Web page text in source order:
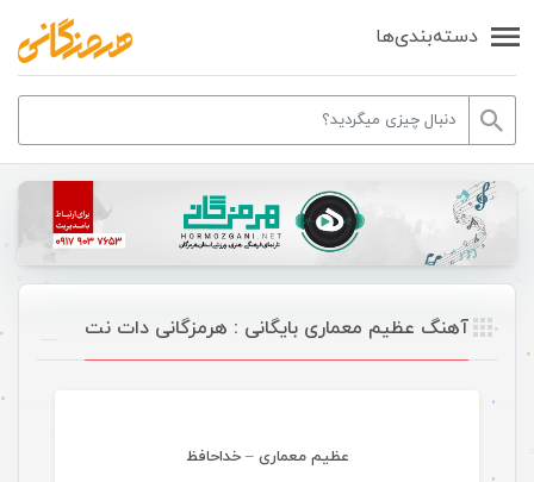
دسته‌بندی‌ها
آهنگ عظیم معماری بایگانی : هرمزگانی دات نت
عظیم معماری – خداحافظ